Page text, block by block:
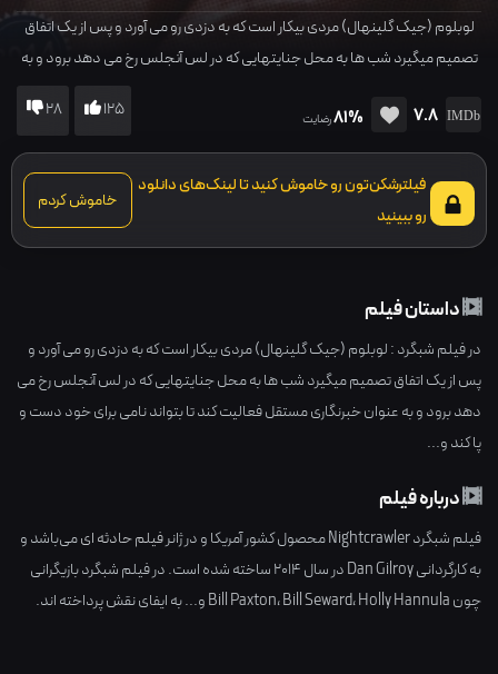
لوبلوم (جیک گلینهال) مردی بیکار است که به دزدی رو می آورد و پس از یک اتفاق
تصمیم میگیرد شب ها به محل جنایتهایی که در لس آنجلس رخ می دهد برود و به
عنوان خبرنگاری مستقل فعالیت کند تا بتواند نامی برای خود دست و پا کند و...
7.8
81%رضایت 125
28
فیلترشکن‌تون رو خاموش کنید تا لینک‌های دانلود
رو ببینید
خاموش کردم
داستان فیلم
در فیلم شبگرد : لوبلوم (جیک گلینهال) مردی بیکار است که به دزدی رو می آورد و
پس از یک اتفاق تصمیم میگیرد شب ها به محل جنایتهایی که در لس آنجلس رخ می
دهد برود و به عنوان خبرنگاری مستقل فعالیت کند تا بتواند نامی برای خود دست و
پا کند و...
درباره فیلم
فیلم شبگرد Nightcrawler محصول کشور آمریکاو در ژانرفیلم حادثه ایمی‌باشد و
به کارگردانیDan Gilroyدر سال2014ساخته شده است. در فیلم شبگرد بازیگرانی
چون
Bill Paxton،Bill Seward،Holly Hannula و... به ایفای نقش پرداخته اند.